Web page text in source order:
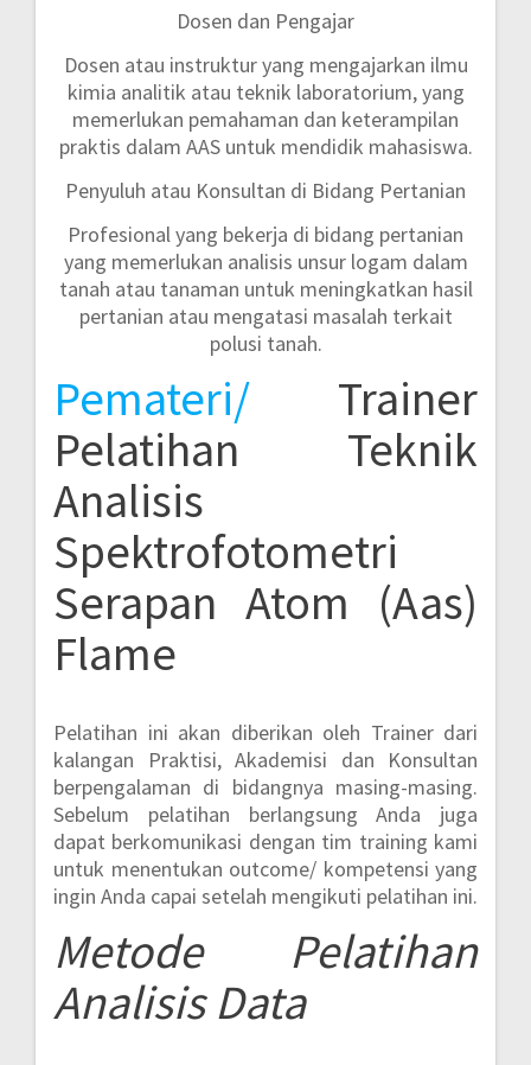
Dosen dan Pengajar
Dosen atau instruktur yang mengajarkan ilmu
kimia analitik atau teknik laboratorium, yang
memerlukan pemahaman dan keterampilan
praktis dalam AAS untuk mendidik mahasiswa.
Penyuluh atau Konsultan di Bidang Pertanian
Profesional yang bekerja di bidang pertanian
yang memerlukan analisis unsur logam dalam
tanah atau tanaman untuk meningkatkan hasil
pertanian atau mengatasi masalah terkait
polusi tanah.
Pemateri/ Trainer
Pelatihan Teknik
Analisis
Spektrofotometri
Serapan Atom (Aas)
Flame
Pelatihan ini akan diberikan oleh Trainer dari
kalangan Praktisi, Akademisi dan Konsultan
berpengalaman di bidangnya masing-masing.
Sebelum pelatihan berlangsung Anda juga
dapat berkomunikasi dengan tim training kami
untuk menentukan outcome/ kompetensi yang
ingin Anda capai setelah mengikuti pelatihan ini.
MetodePelatihan
Analisis Data